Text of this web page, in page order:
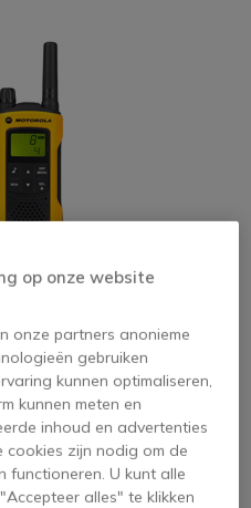
ik de
op onze website
onze partners anonieme
gebruiken
kunnen optimaliseren,
kunnen meten en
inhoud en advertenties
cookies zijn nodig om de
functioneren. U kunt alle
alles" te klikken